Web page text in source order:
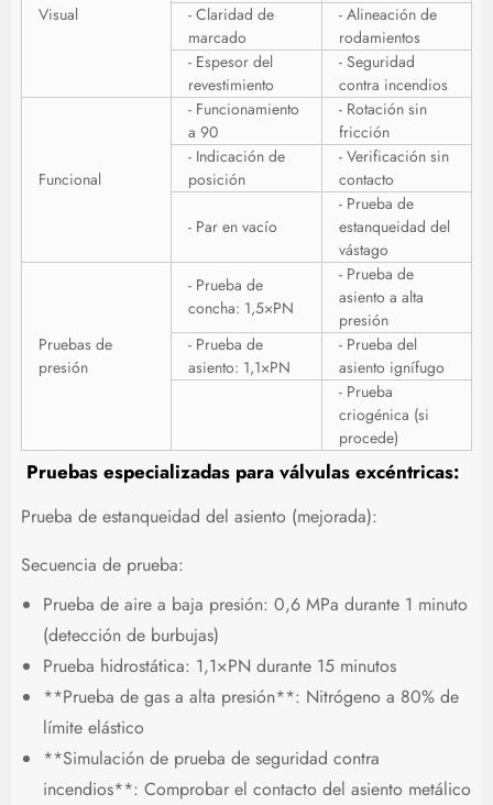
Visual
- Claridad de
marcado
- Alineación de
rodamientos
- Espesor del
revestimiento
- Seguridad
contra incendios
Funcional
- Funcionamiento
a 90
- Rotación sin
fricción
- Indicación de
posición
- Verificación sin
contacto
- Par en vacío
- Prueba de
estanqueidad del
vástago
Pruebas de
presión
- Prueba de
concha: 1,5×PN
- Prueba de
asiento a alta
presión
- Prueba de
asiento: 1,1×PN
- Prueba del
asiento ignífugo
- Prueba
criogénica (si
procede)
Pruebas especializadas para válvulas excéntricas:
Prueba de estanqueidad del asiento (mejorada):
Secuencia de prueba:
Prueba de aire a baja presión: 0,6 MPa durante 1 minuto
(detección de burbujas)
Prueba hidrostática: 1,1×PN durante 15 minutos
**Prueba de gas a alta presión**: Nitrógeno a 80% de
límite elástico
**Simulación de prueba de seguridad contra
incendios**: Comprobar el contacto del asiento metálico